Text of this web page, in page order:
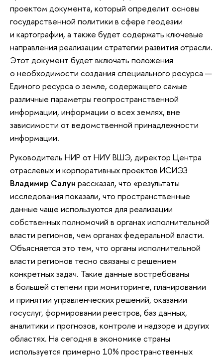
проектом документа, который определит основы
государственной политики в сфере геодезии
и картографии, а также будет содержать ключевые
направления реализации стратегии развития отрасли.
Этот документ будет включать положения
о необходимости создания специального ресурса —
Единого ресурса о земле, содержащего самые
различные параметры геопространственной
информации, информации о всех землях, вне
зависимости от ведомственной принадлежности
информации.
Руководитель НИР от НИУ ВШЭ, директор Центра
отраслевых и корпоративных проектов ИСИЭЗ
Владимир Салун рассказал, что «результаты
исследования показали, что пространственные
данные чаще используются для реализации
собственных полномочий в органах исполнительной
власти регионов, чем органах федеральной власти.
Объясняется это тем, что органы исполнительной
власти регионов тесно связаны с решением
конкретных задач. Такие данные востребованы
в большей степени при мониторинге, планировании
и принятии управленческих решений, оказании
госуслуг, формировании реестров, баз данных,
аналитики и прогнозов, контроле и надзоре и других
областях. На сегодня в экономике страны
используется примерно 10% пространственных